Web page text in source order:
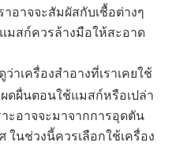
อาจจะสัมผัสกับเชื้อต่างๆ
มสก์ควรล้างมือให้สะอาด
าเครื่องสำอางที่เราเคยใช้
ดผื่นตอนใช้แมสก์หรือเปล่า
ะอาจจะมาจากการอุดตัน
ในช่วงนี้ควรเลือกใช้เครื่อง